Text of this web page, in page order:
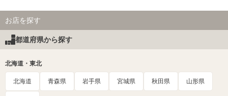
お店を探す
都道府県から探す
北海道・東北
北海道 青森県 岩手県 宮城県 秋田県 山形県